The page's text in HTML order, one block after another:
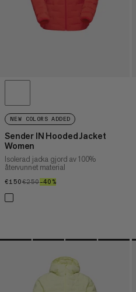
NEW COLORS ADDED
Sender IN Hooded Jacket
Women
Isolerad jacka gjord av 100%
återvunnet material
€150€150
€250€250
–40%